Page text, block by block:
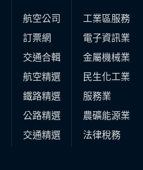
航空公司
訂票網
交通合輯
航空精選
鐵路精選
公路精選
交通精選
工業區服務
電子資訊業
金屬機械業
民生化工業
服務業
農礦能源業
法律稅務